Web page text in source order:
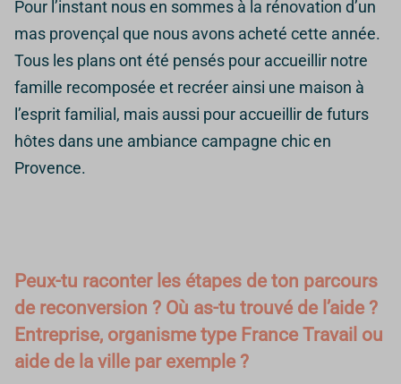
Pour l’instant nous en sommes à la rénovation d’un
mas provençal que nous avons acheté cette année.
Tous les plans ont été pensés pour accueillir notre
famille recomposée et recréer ainsi une maison à
l’esprit familial, mais aussi pour accueillir de futurs
hôtes dans une ambiance campagne chic en
Provence.
Peux-tu raconter les étapes de ton parcours
de reconversion ? Où as-tu trouvé de l’aide ?
Entreprise, organisme type France Travail ou
aide de la ville par exemple ?